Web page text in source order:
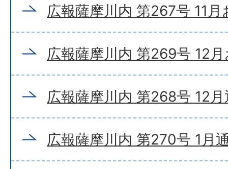
広報薩摩川内 第267号 11
広報薩摩川内 第269号 12
広報薩摩川内 第268号 12
広報薩摩川内 第270号 1月